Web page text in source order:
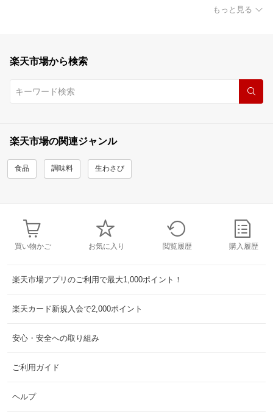
もっと見る
楽天市場から検索
楽天市場の関連ジャンル
食品 調味料 生わさび
買い物かご お気に入り 閲覧履歴 購入履歴
楽天市場アプリのご利用で最大1,000ポイント！
楽天カード新規入会で2,000ポイント
安心・安全への取り組み
ご利用ガイド
ヘルプ